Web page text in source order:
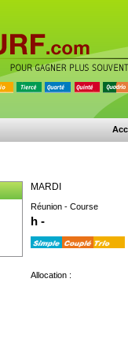
MARDI
Réunion - Course
h -
Allocation :